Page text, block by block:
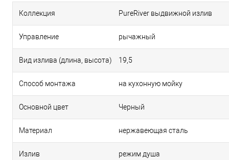
Коллекция PureRiver выдвижной излив
Управление рычажный
Вид излива (длина, высота) 19,5
Способ монтажа на кухонную мойку
Основной цвет Черный
Материал нержавеющая сталь
Излив режим душа